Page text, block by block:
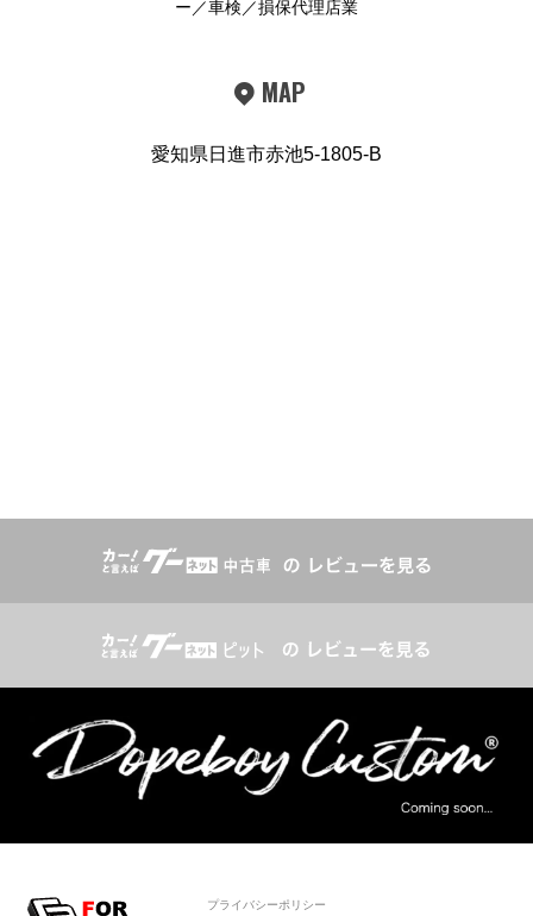
ー／車検／損保代理店業
MAP
愛知県日進市赤池5-1805-B
プライバシーポリシー